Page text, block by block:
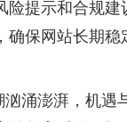
险提示和合规建
保网站长期稳
汹涌澎湃，机遇